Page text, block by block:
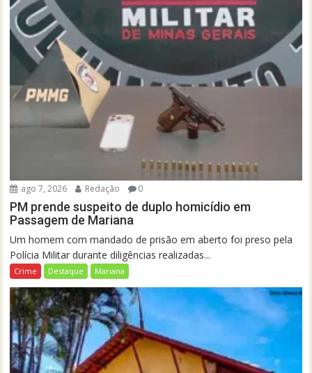
ago 7, 2026 Redação 0
PM prende suspeito de duplo homicídio em
Passagem de Mariana
Um homem com mandado de prisão em aberto foi preso pela
Polícia Militar durante diligências realizadas...
Crime Destaque Mariana